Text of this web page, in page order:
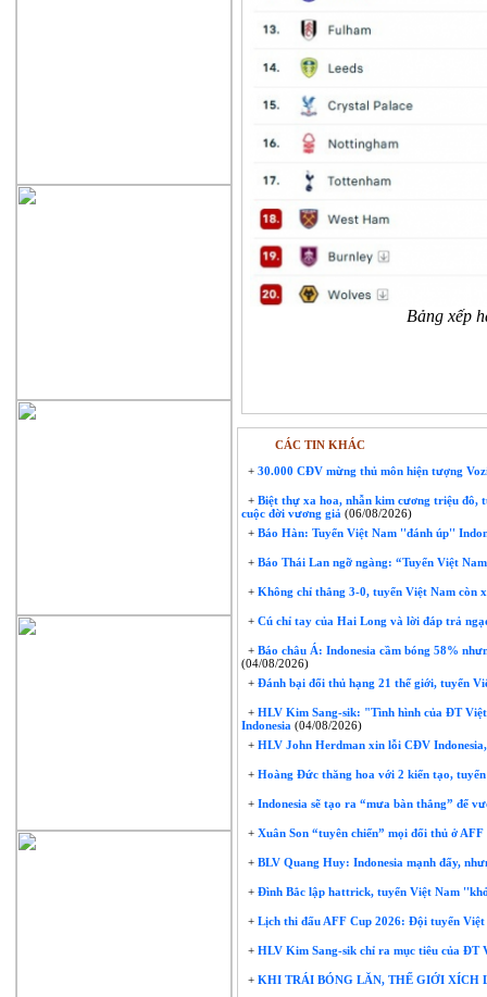
Bảng xếp
CÁC TIN KHÁC
+ 30.000 CĐV mừng thủ môn hiện tượng
+ Biệt thự xa hoa, nhẫn kim cương triệu đô,
cuộc đời vương giả (06/08/2026)
+ Báo Hàn: Tuyển Việt Nam ''đánh úp''
+ Báo Thái Lan ngỡ ngàng: “Tuyển Việt
+ Không chỉ thắng 3-0, tuyển Việt Nam còn
+ Cú chỉ tay của Hai Long và lời đáp trả
+ Báo châu Á: Indonesia cầm bóng 58%
(04/08/2026)
+ Đánh bại đối thủ hạng 21 thế giới, tuyển
+ HLV Kim Sang-sik: "Tình hình của ĐT
Indonesia (04/08/2026)
+ HLV John Herdman xin lỗi CĐV
+ Hoàng Đức thăng hoa với 2 kiến tạo,
+ Indonesia sẽ tạo ra “mưa bàn thắng” để
+ Xuân Son “tuyên chiến” mọi đối thủ ở
+ BLV Quang Huy: Indonesia mạnh đấy,
+ Đình Bắc lập hattrick, tuyển Việt Nam
+ Lịch thi đấu AFF Cup 2026: Đội tuyển
+ HLV Kim Sang-sik chỉ ra mục tiêu của ĐT
+ KHI TRÁI BÓNG LĂN, THẾ GIỚI XÍCH